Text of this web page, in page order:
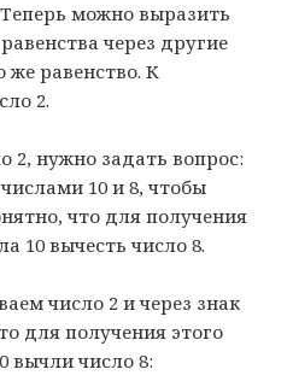
можно выразить
через другие
же равенство. К
2.
2, нужно задать вопрос:
10 и 8, чтобы
что для получения
10 вычесть число 8.
число 2 и через знак
для получения этого
вычли число 8: